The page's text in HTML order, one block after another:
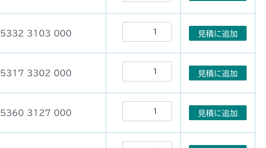
5332 3103 000 見積に追加
5317 3302 000 見積に追加
5360 3127 000 見積に追加